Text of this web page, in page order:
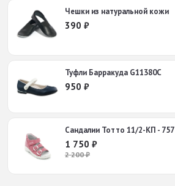
Чешки из натуральной кожи
390 ₽
Туфли Барракуда G11380C
950 ₽
Сандалии Тотто 11/2-КП - 757
1 750 ₽
2 200₽